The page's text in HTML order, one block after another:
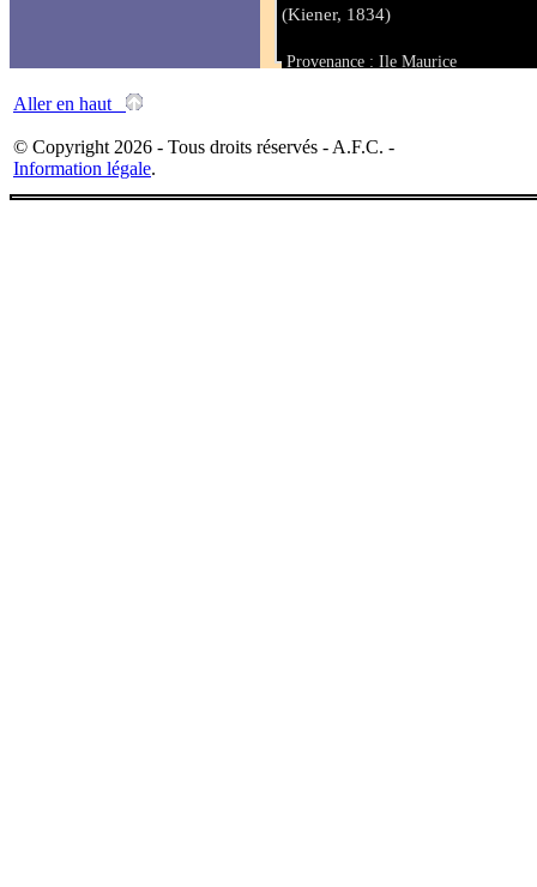
(Kiener, 1834)
Provenance : Ile Maurice
Aller en haut
© Copyright 2026 - Tous droits réservés - A.F.C. -
Information légale.